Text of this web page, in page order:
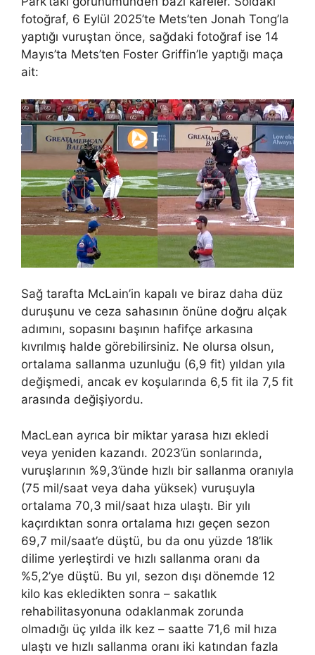
fotoğraf, 6 Eylül 2025’te Mets’ten Jonah Tong’la
yaptığı vuruştan önce, sağdaki fotoğraf ise 14
Mayıs’ta Mets’ten Foster Griffin’le yaptığı maça
ait:
Sağ tarafta McLain’in kapalı ve biraz daha düz
duruşunu ve ceza sahasının önüne doğru alçak
adımını, sopasını başının hafifçe arkasına
kıvrılmış halde görebilirsiniz. Ne olursa olsun,
ortalama sallanma uzunluğu (6,9 fit) yıldan yıla
değişmedi, ancak ev koşularında 6,5 ​​fit ila 7,5 fit
arasında değişiyordu.
MacLean ayrıca bir miktar yarasa hızı ekledi
veya yeniden kazandı. 2023’ün sonlarında,
vuruşlarının %9,3’ünde hızlı bir sallanma oranıyla
(75 mil/saat veya daha yüksek) vuruşuyla
ortalama 70,3 mil/saat hıza ulaştı. Bir yılı
kaçırdıktan sonra ortalama hızı geçen sezon
69,7 mil/saat’e düştü, bu da onu yüzde 18’lik
dilime yerleştirdi ve hızlı sallanma oranı da
%5,2’ye düştü. Bu yıl, sezon dışı dönemde 12
kilo kas ekledikten sonra – sakatlık
rehabilitasyonuna odaklanmak zorunda
olmadığı üç yılda ilk kez – saatte 71,6 mil hıza
ulaştı ve hızlı sallanma oranı iki katından fazla